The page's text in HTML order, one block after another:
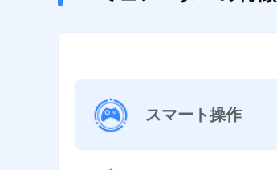
スマート操作